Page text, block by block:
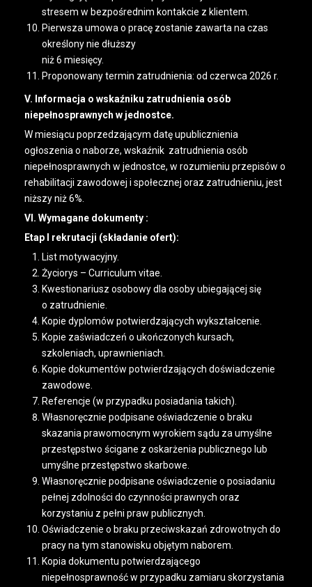
stresem w bezpośrednim kontakcie z klientem.
Pierwsza umowa o pracę zostanie zawarta na czas
określony nie dłuższy
niż 6 miesięcy.
Proponowany termin zatrudnienia: od czerwca 2026 r.
V. Informacja o wskaźniku zatrudnienia osób
niepełnosprawnych w jednostce.
W miesiącu poprzedzającym datę upublicznienia
ogłoszenia o naborze, wskaźnik zatrudnienia osób
niepełnosprawnych w jednostce, w rozumieniu przepisów o
rehabilitacji zawodowej i społecznej oraz zatrudnieniu, jest
niższy niż 6%.
VI. Wymagane dokumenty :
Etap I rekrutacji (składanie ofert):
List motywacyjny.
Życiorys – Curriculum vitae.
Kwestionariusz osobowy dla osoby ubiegającej się
o zatrudnienie.
Kopie dyplomów potwierdzających wykształcenie.
Kopie zaświadczeń o ukończonych kursach,
szkoleniach, uprawnieniach.
Kopie dokumentów potwierdzających doświadczenie
zawodowe.
Referencje (w przypadku posiadania takich).
Własnoręcznie podpisane oświadczenie o braku
skazania prawomocnym wyrokiem sądu za umyślne
przestępstwo ścigane z oskarżenia publicznego lub
umyślne przestępstwo skarbowe.
Własnoręcznie podpisane oświadczenie o posiadaniu
pełnej zdolności do czynności prawnych oraz
korzystaniu z pełni praw publicznych.
Oświadczenie o braku przeciwskazań zdrowotnych do
pracy na tym stanowisku objętym naborem.
Kopia dokumentu potwierdzającego
niepełnosprawność w przypadku zamiaru skorzystania